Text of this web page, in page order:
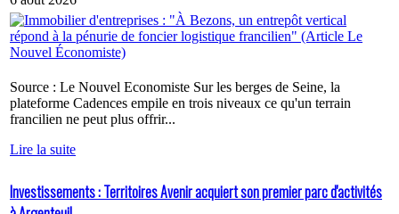
Source : Le Nouvel Economiste Sur les berges de Seine, la
plateforme Cadences empile en trois niveaux ce qu'un terrain
francilien ne peut plus offrir...
Lire la suite
Investissements : Territoires Avenir acquiert son premier parc d'activités